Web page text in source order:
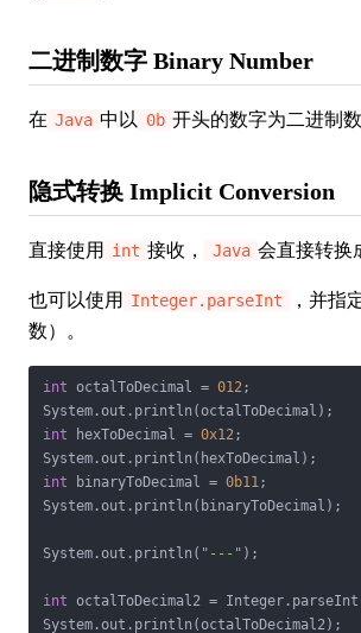
二进制数字 Binary Number
在 Java 中以 0b 开头的数字为二进制
隐式转换 Implicit Conversion
直接使用 int 接收， Java 会直接转换
也可以使用 Integer.parseInt ，并指
数）。
int octalToDecimal = 012;
int hexToDecimal = 0x12;
int binaryToDecimal = 0b11;
System.out.println(binaryToDecimal);
System.out.println( "---" );
int octalToDecimal2 =